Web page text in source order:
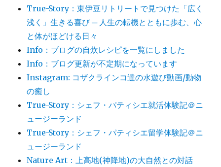
True-Story：東伊豆リトリートで見つけた「広く
浅く」生きる喜び ─ 人生の転機とともに歩む、心
と体がほどける日々
Info：ブログの自炊レシピを一覧にしました
Info：ブログ更新が不定期になっています
Instagram: コザクラインコ達の水遊び動画/動物
の癒し
True-Story：シェフ・パティシエ就活体験記＠ニ
ュージーランド
True-Story：シェフ・パティシエ留学体験記＠ニ
ュージーランド
Nature Art：上高地(神降地)の大自然との対話